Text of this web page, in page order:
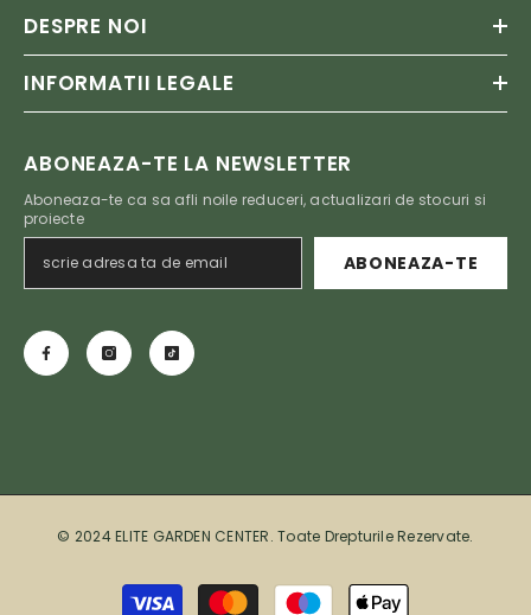
DESPRE NOI
INFORMATII LEGALE
ABONEAZA-TE LA NEWSLETTER
Aboneaza-te ca sa afli noile reduceri, actualizari de stocuri si
proiecte
ABONEAZA-TE
© 2024 ELITE GARDEN CENTER. Toate Drepturile Rezervate.